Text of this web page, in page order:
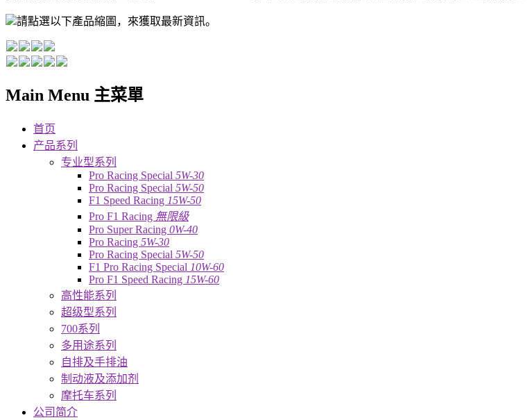
請點選以下產品縮圖，來獲取最新資訊。
Main Menu 主菜單
首页
产品系列
专业型系列
Pro Racing Special 5W-30
Pro Racing Special 5W-50
F1 Speed Racing 15W-50
Pro F1 Racing 無限級
Pro Super Racing 0W-40
Pro Racing 5W-30
Pro Racing Special 5W-50
F1 Pro Racing Special 10W-60
Pro F1 Speed Racing 15W-60
高性能系列
超级型系列
700系列
多用途系列
自排及手排油
制动液及添加剂
摩托车系列
公司简介